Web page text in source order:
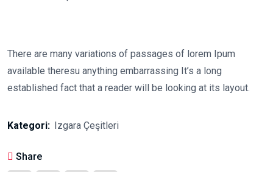
There are many variations of passages of lorem Ipum
available theresu anything embarrassing It’s a long
established fact that a reader will be looking at its layout.
Kategori: Izgara Çeşitleri
Share